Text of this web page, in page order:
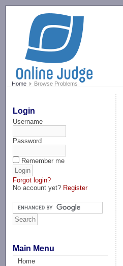
Home Browse Problems
Login
Username
Password
Remember me
Forgot login?
No account yet? Register
Main Menu
Home